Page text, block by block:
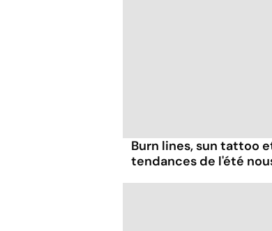
Burn lines, sun tattoo
tendances de l'été